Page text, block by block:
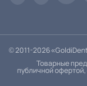
© 2011-2026
Товарные
публичной